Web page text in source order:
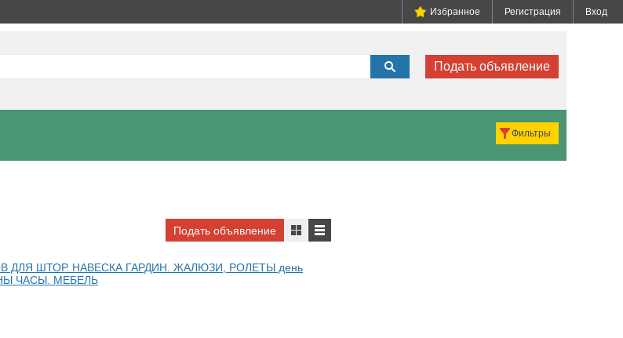
Подать объявление
Фильтры
Подать объявление
ДЛЯ ШТОР. НАВЕСКА ГАРДИН. ЖАЛЮЗИ, РОЛЕТЫ день
ЧАСЫ. МЕБЕЛЬ
Избранное Регистрация Вход